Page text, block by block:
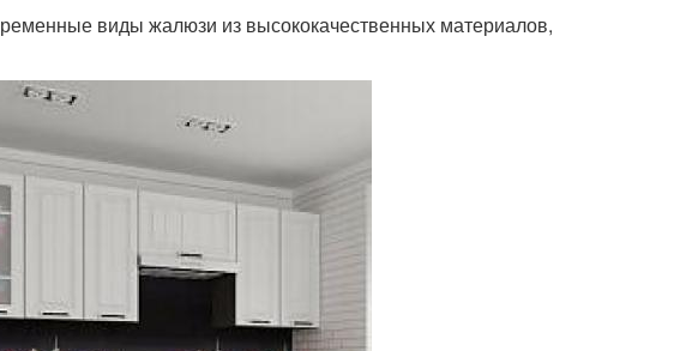
виды жалюзи из высококачественных материалов,